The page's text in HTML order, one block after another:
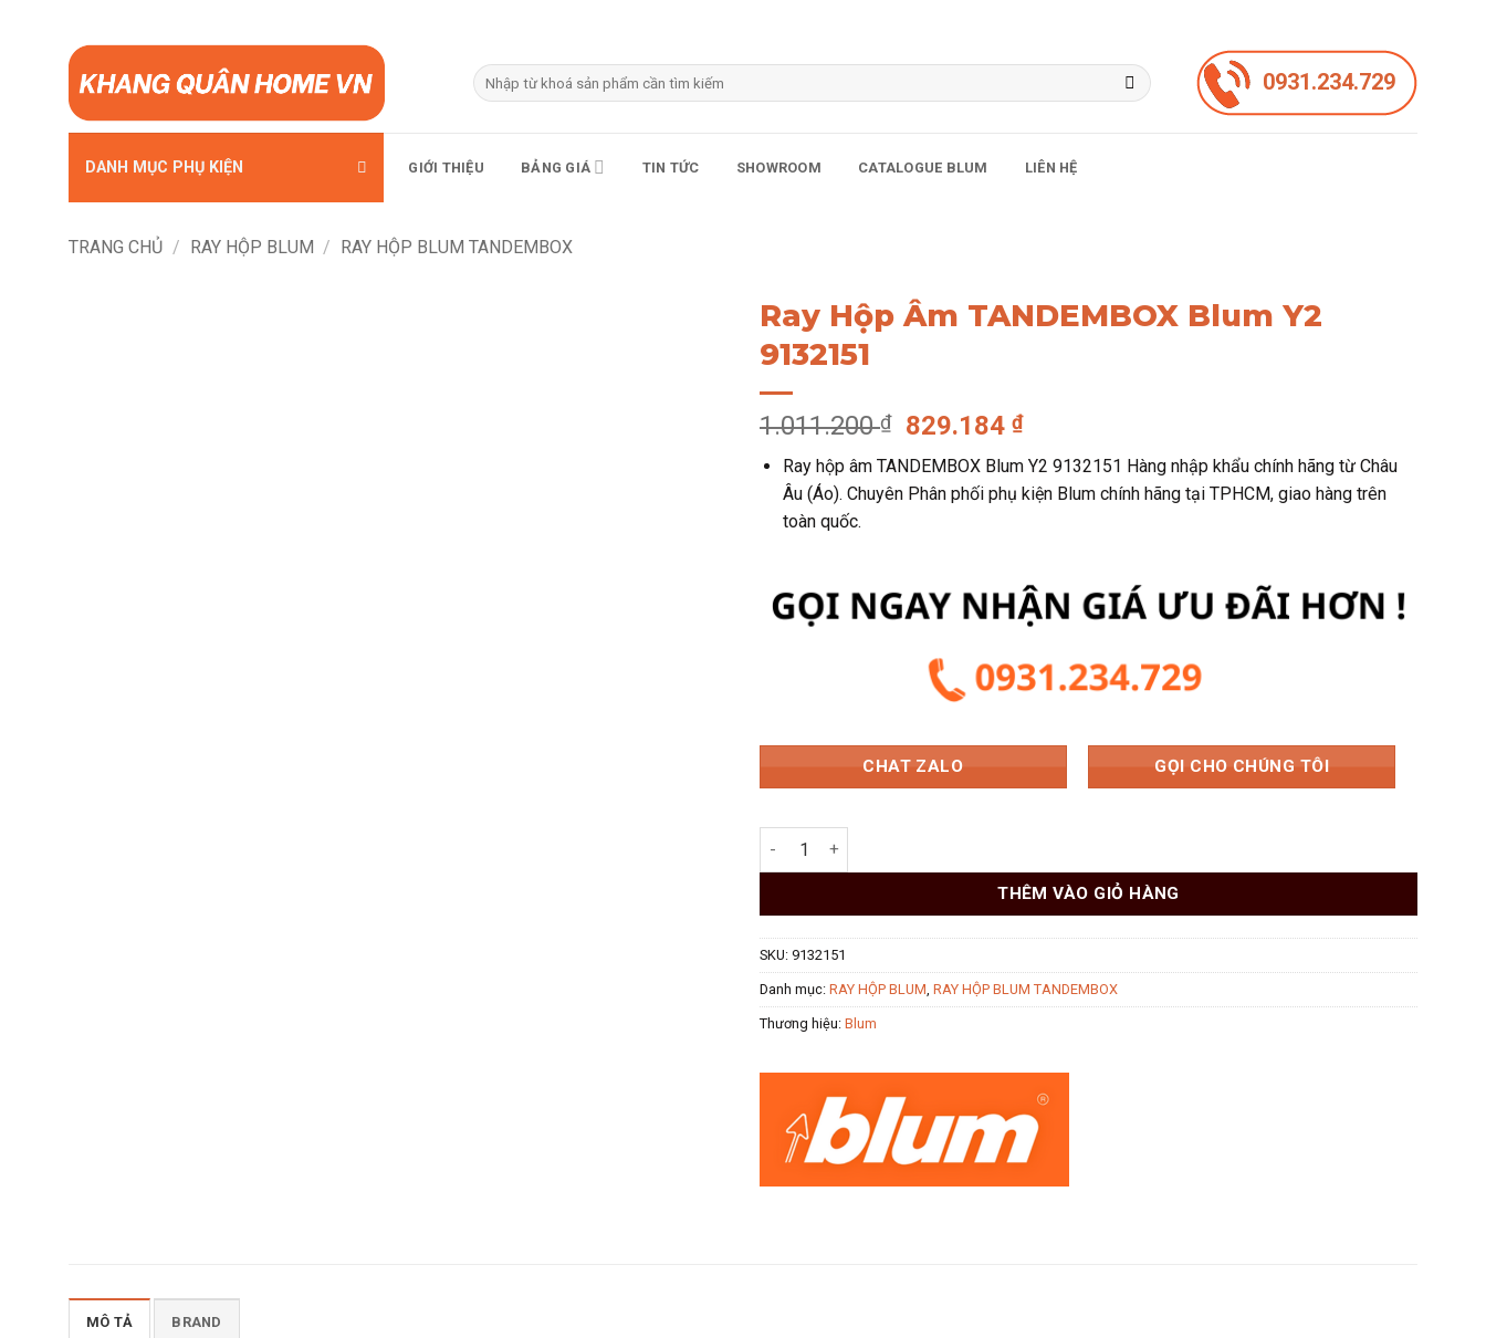
dung
Tìm
kiếm:
0931.234.729
DANH MỤC PHỤ KIỆN GIỚI THIỆU BẢNG GIÁ TIN TỨC SHOWROOM CATALOGUE BLUM LIÊN HỆ
TRANG CHỦ / RAY HỘP BLUM / RAY HỘP BLUM TANDEMBOX
Ray Hộp Âm TANDEMBOX Blum Y2
9132151
1.011.200₫
Giá
gốc
là:
1.011.200 ₫.
829.184₫Giá
hiện
tại
là:
Ray hộp âm TANDEMBOX Blum Y2 9132151 Hàng nhập khẩu chính hãng từ Châu
Âu (Áo). Chuyên Phân phối phụ kiện Blum chính hãng tại TPHCM, giao hàng trên
toàn quốc.
CHAT ZALO GỌI CHO CHÚNG TÔI
Ray Hộp Âm TANDEMBOX Blum Y2 9132151 số lượng
THÊM VÀO GIỎ HÀNG
SKU: 9132151
Danh mục: RAY HỘP BLUM, RAY HỘP BLUM TANDEMBOX
Thương hiệu: Blum
MÔ TẢ BRAND